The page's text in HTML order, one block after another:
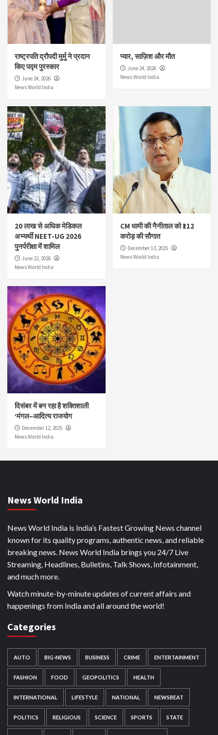
राष्ट्रपति द्रौपदी मुर्मु ने प्रदान
किए पद्म पुरस्कार
June 24, 2026
News World India
प्यार, साज़िश और मौत
June 24, 2026
News World India
20 लाख से अधिक मेडिकल
अभ्यर्थी NEET-UG 2026
पुनर्परीक्षा में शामिल
June 22, 2026
News World India
CM धामी की नैनीताल को ₹112
करोड़ की सौगात
December 13, 2025
News World India
दिसंबर में बन रहा है शक्तिशाली
‘मंगल–आदित्य राजयोग
December 12, 2025
News World India
News World India
News World India is India’s Fastest Growing News channel
known for its quality programs, authentic news, and reliable
breaking news. News World India brings you 24/7 Live
Streaming, Headlines, Bulletins, Talk Shows, Infotainment,
and much more.
Watch minute-by-minute updates of current affairs and
happenings from India and all around the world!
Categories
AUTO BIG-NEWS BUSINESS CRIME ENTERTAINMENT
FASHION FOOD GEOPOLITICS HEALTH
INTERNATIONAL LIFESTYLE NATIONAL NEWSBEAT
POLITICS RELIGIOUS SCIENCE SPORTS STATE